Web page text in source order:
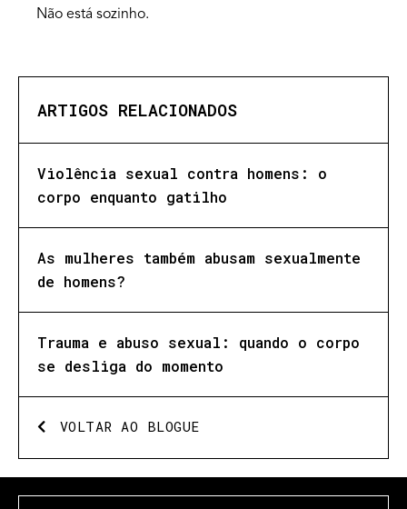
Não está sozinho.
ARTIGOS RELACIONADOS
Violência sexual contra homens: o
corpo enquanto gatilho
As mulheres também abusam sexualmente
de homens?
Trauma e abuso sexual: quando o corpo
se desliga do momento
VOLTAR AO BLOGUE